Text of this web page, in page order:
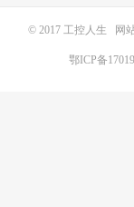
© 2017 工控人生 网
鄂ICP备